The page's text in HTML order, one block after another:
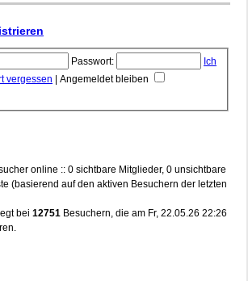
Passwort:
Ich
vergessen
Angemeldet bleiben
online :: 0 sichtbare Mitglieder, 0 unsichtbare
(basierend auf den aktiven Besuchern der letzten
bei 12751 Besuchern, die am Fr, 22.05.26 22:26